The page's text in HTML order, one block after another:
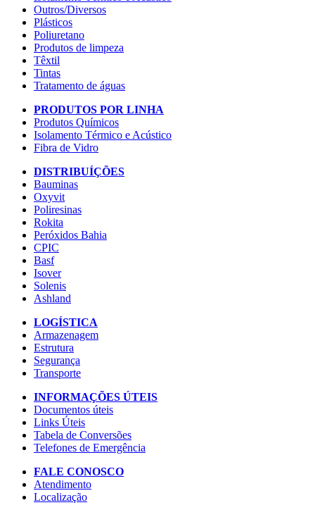
Outros/Diversos
Plásticos
Poliuretano
Produtos de limpeza
Têxtil
Tintas
Tratamento de águas
PRODUTOS POR LINHA
Produtos Químicos
Isolamento Térmico e Acústico
Fibra de Vidro
DISTRIBUÍÇÕES
Bauminas
Oxyvit
Poliresinas
Rokita
Peróxidos Bahia
CPIC
Basf
Isover
Solenis
Ashland
LOGÍSTICA
Armazenagem
Estrutura
Segurança
Transporte
INFORMAÇÕES ÚTEIS
Documentos úteis
Links Úteis
Tabela de Conversões
Telefones de Emergência
FALE CONOSCO
Atendimento
Localização